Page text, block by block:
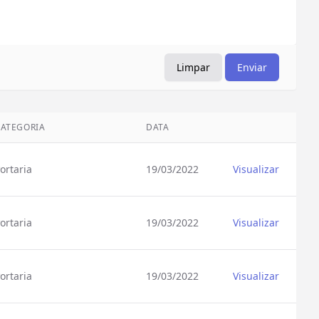
Limpar Enviar
DATA
19/03/2022 Visualizar
19/03/2022 Visualizar
19/03/2022 Visualizar